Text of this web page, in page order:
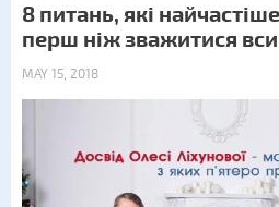
8 питань, які
перш ніж зважитися
MAY 15, 2018